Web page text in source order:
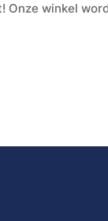
winkel